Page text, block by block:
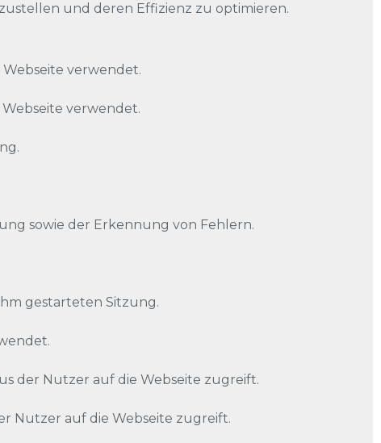
und deren Effizienz zu optimieren.
verwendet.
verwendet.
sowie der Erkennung von Fehlern.
gestarteten Sitzung.
der Nutzer auf die Webseite zugreift.
Nutzer auf die Webseite zugreift.